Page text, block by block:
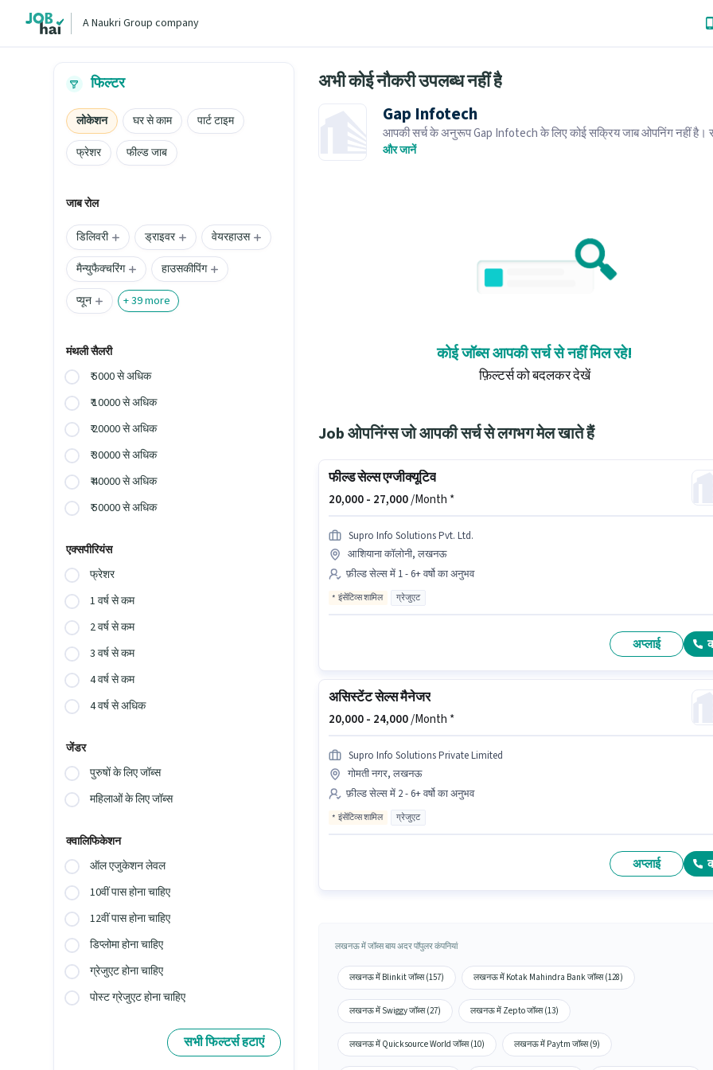
A Naukri Group company
फिल्टर
लोकेशन घर से काम
पार्ट टाइम
फ्रेशर
फील्ड जाब
जाब रोल
डिलिवरी ड्राइवर
वेयरहाउस
मैन्युफैक्चरिंग
हाउसकीपिंग
प्यून
+39more
मंथली सैलरी
₹ 5000 से अधिक
₹ 10000 से अधिक
₹ 20000 से अधिक
₹ 30000 से अधिक
₹ 40000 से अधिक
₹ 50000 से अधिक
एक्सपीरियंस
फ्रेशर
1 वर्ष से कम
2 वर्ष से कम
3 वर्ष से कम
4 वर्ष से कम
4 वर्ष से अधिक
जेंडर
पुरुषों के लिए जॉब्स
महिलाओं के लिए जॉब्स
क्वालिफिकेशन
ऑल एजुकेशन लेवल
10वीं पास होना चाहिए
12वीं पास होना चाहिए
डिप्लोमा होना चाहिए
ग्रेजुएट होना चाहिए
पोस्ट ग्रेजुएट होना चाहिए
सभी फिल्टर्स हटाएं
अभी कोई नौकरी उपलब्ध नहीं है
Gap Infotech
आपकी सर्च के अनुरूप Gap Infotech के लिए कोई सक्रिय जाब ओपनिंग नहीं है।
जाब ओपनिंग्स ब्राउज़ करें।
और जानें
कोई जॉब्स आपकी सर्च से नहीं मिल रहे!
फ़िल्टर्स को बदलकर देखें
Job ओपनिंग्स जो आपकी सर्च से लगभग मेल खाते हैं
फील्ड सेल्स एग्जीक्यूटिव
20,000 - 27,000/Month *
Supro Info Solutions Pvt. Ltd.
आशियाना कॉलोनी, लखनऊ
फ़ील्ड सेल्स में 1 - 6+ वर्षो का अनुभव
इंसेंटिव्स शामिल ग्रेजुएट
अप्लाई
असिस्टेंट सेल्स मैनेजर
20,000 - 24,000/Month *
Supro Info Solutions Private Limited
गोमती नगर, लखनऊ
फ़ील्ड सेल्स में 2 - 6+ वर्षो का अनुभव
इंसेंटिव्स शामिल ग्रेजुएट
अप्लाई
लखनऊ में जॉब्स बाय अदर पॉपुलर कंपनियां
लखनऊ में Blinkit जॉब्स (157) लखनऊ में Kotak Mahindra Bank जॉब्स (128)
लखनऊ में Swiggy जॉब्स (27) लखनऊ में Zepto जॉब्स (13)
लखनऊ में Quicksource World जॉब्स (10) लखनऊ में Paytm जॉब्स (9)